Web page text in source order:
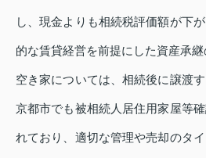
し、現金よりも相続税評価額が下
的な賃貸経営を前提にした資産承継
空き家については、相続後に譲渡
京都市でも被相続人居住用家屋等
れており、適切な管理や売却のタ